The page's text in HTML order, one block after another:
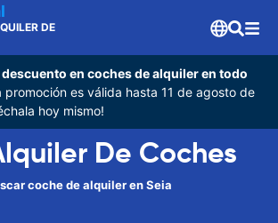
DE
descuento en coches de alquiler en todo
promoción es válida hasta 11 de agosto de
hoy mismo!
De Coches
coche de alquiler en Seia